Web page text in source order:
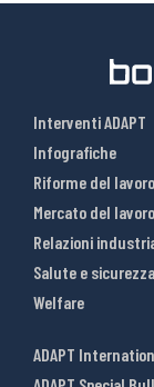
Interventi ADAPT
Infografiche
Riforme del lavoro
Mercato del lavoro
Relazioni
Salute e sicurezza
Welfare
ADAPT